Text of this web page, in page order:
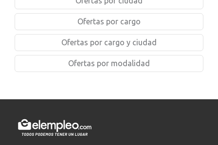
Ofertas por cargo
Ofertas por cargo y ciudad
Ofertas por modalidad